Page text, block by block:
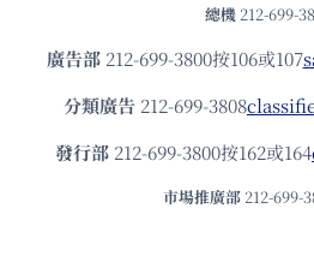
總機 212-699-
廣告部212-699-3800按106或107
分類廣告 212-699-3808
發⾏部 212-699-3800按162或164
市場推廣部 212-699-